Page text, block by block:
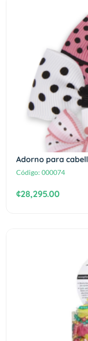
Adorno para
Código: 000074
¢28,295.00